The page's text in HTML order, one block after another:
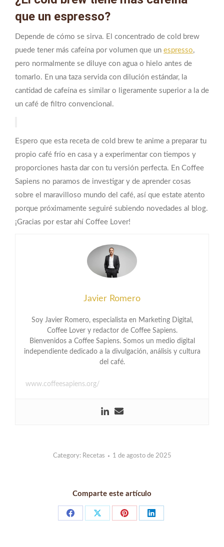
que un espresso?
Depende de cómo se sirva. El concentrado de cold brew
puede tener más cafeína por volumen que un espresso,
pero normalmente se diluye con agua o hielo antes de
tomarlo. En una taza servida con dilución estándar, la
cantidad de cafeína es similar o ligeramente superior a la de
un café de filtro convencional.
Espero que esta receta de cold brew te anime a preparar tu
propio café frío en casa y a experimentar con tiempos y
proporciones hasta dar con tu versión perfecta. En Coffee
Sapiens no paramos de investigar y de aprender cosas
sobre el maravilloso mundo del café, así que estate atento
porque próximamente seguiré subiendo novedades al blog.
¡Gracias por estar ahí Coffee Lover!
Javier Romero
Soy Javier Romero, especialista en Marketing Digital,
Coffee Lover y redactor de Coffee Sapiens.
Bienvenidos a Coffee Sapiens. Somos un medio digital
independiente dedicado a la divulgación, análisis y cultura
del café.
www.coffeesapiens.org/
Category: Recetas 1 de agosto de 2025
Comparte este artículo
Share
Share
Share
Share